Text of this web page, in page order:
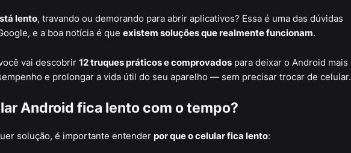
lento, travando ou demorando para abrir aplicativos? Essa é uma das dúvidas
e a boa notícia é que existem soluções que realmente funcionam.
vai descobrir 12 truques práticos e comprovadospara deixar o Android mais
e prolongar a vida útil do seu aparelho — sem precisar trocar de celular.
Android fica lento com o tempo?
solução, é importante entender por que o celular fica lento: